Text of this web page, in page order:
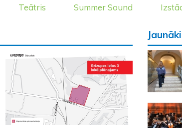
Teātris Summer Sound